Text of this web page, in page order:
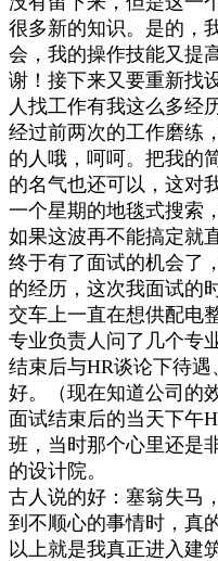
很多新的知识。是的，
会，我的操作技能又提
谢！接下来又要重新找
人找工作有我这么多经
经过前两次的工作磨练
的人哦，呵呵。把我的
的名气也还可以，这对
一个星期的地毯式搜索
如果这波再不能搞定就
终于有了面试的机会了
的经历，这次我面试的
交车上一直在想供配电
专业负责人问了几个专
结束后与HR谈论下待
好。（现在知道公司的
面试结束后的当天下午
班，当时那个心里还是
的设计院。
古人说的好：塞翁失马
到不顺心的事情时，真
以上就是我真正进入建